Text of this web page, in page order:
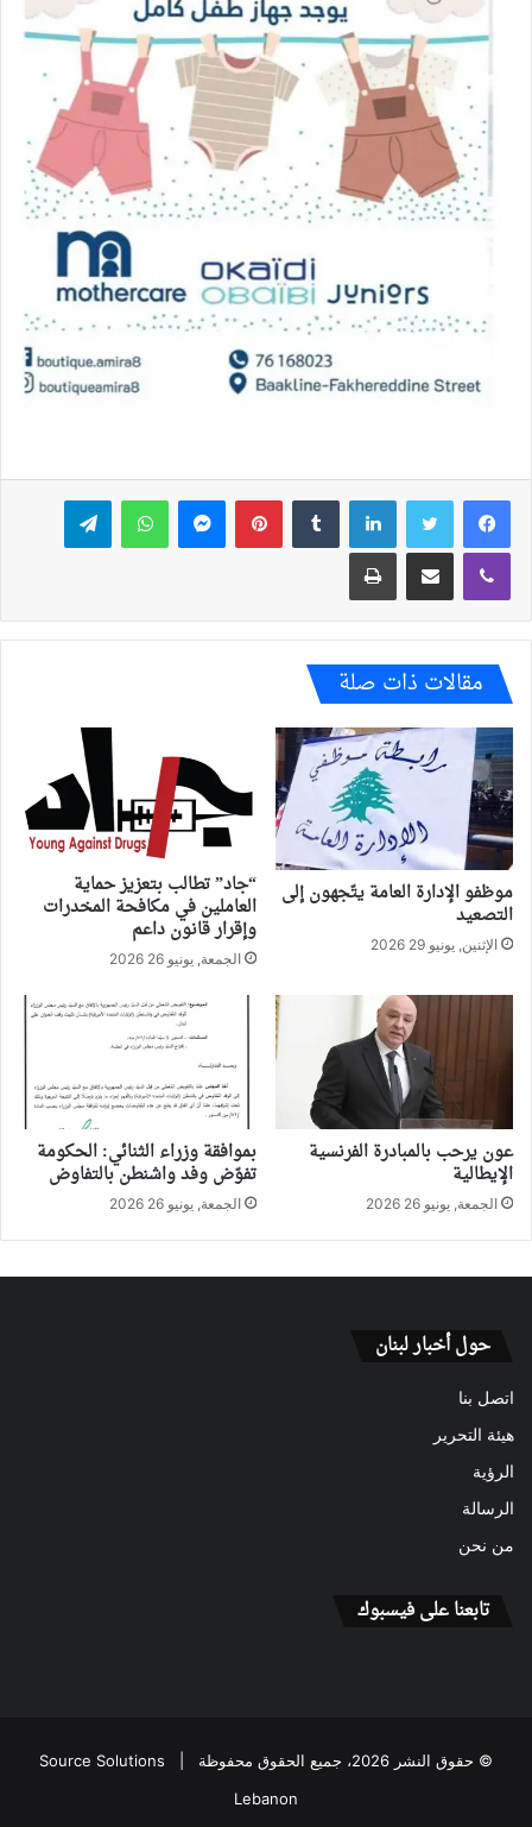
فيسبوك تويتر لينكدإن بينتيريستماسنجر واتساب تيلقرام
ڤايبر مشاركة عبر البريد طباعة
مقالات ذات صلة
موظفو الإدارة العامة يتّجهون إلى
التصعيد
الإثنين, يونيو 29 2026
“جاد” تطالب بتعزيز حماية
العاملين في مكافحة المخدرات
وإقرار قانون داعم
الجمعة, يونيو 26 2026
عون يرحب بالمبادرة الفرنسية
الإيطالية
الجمعة, يونيو 26 2026
بموافقة وزراء الثنائي: الحكومة
تفوّض وفد واشنطن بالتفاوض
الجمعة, يونيو 26 2026
حول أخبار لبنان
اتصل بنا
هيئة التحرير
الرؤية
الرسالة
من نحن
تابعنا على فيسبوك
© حقوق النشر 2026، جميع الحقوق محفوظة |
Source Solutions
Lebanon